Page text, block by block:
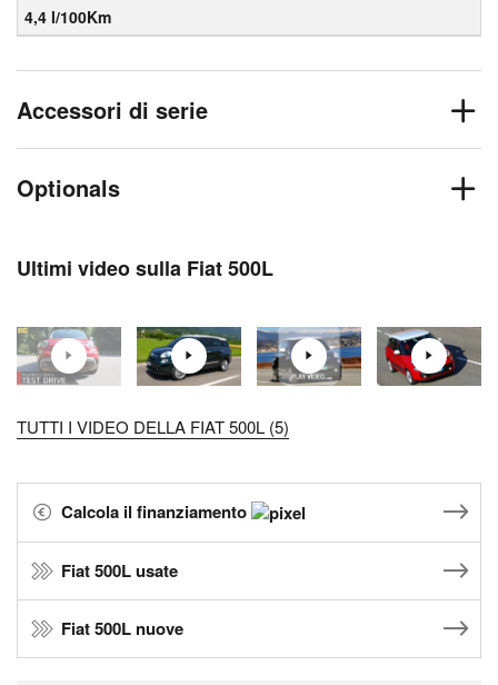
4,4 l/100Km
Accessori di serie
Optionals
Ultimi video sulla Fiat 500L
TUTTI I VIDEO DELLA FIAT 500L (5)
Calcola il finanziamento
Fiat 500L usate
Fiat 500L nuove